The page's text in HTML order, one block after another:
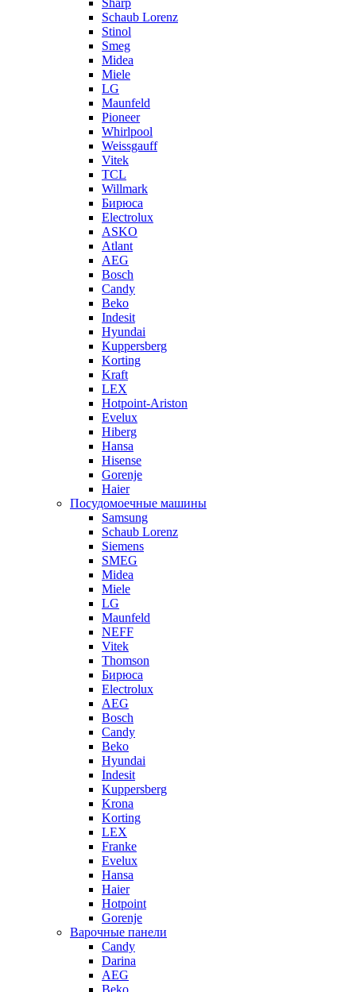
Sharp
Schaub Lorenz
Stinol
Smeg
Midea
Miele
LG
Maunfeld
Pioneer
Whirlpool
Weissgauff
Vitek
TCL
Willmark
Бирюса
Electrolux
ASKO
Atlant
AEG
Bosch
Candy
Beko
Indesit
Hyundai
Kuppersberg
Korting
Kraft
LEX
Hotpoint-Ariston
Evelux
Hiberg
Hansa
Hisense
Gorenje
Haier
Посудомоечные машины
Samsung
Schaub Lorenz
Siemens
SMEG
Midea
Miele
LG
Maunfeld
NEFF
Vitek
Thomson
Бирюса
Electrolux
AEG
Bosch
Candy
Beko
Hyundai
Indesit
Kuppersberg
Krona
Korting
LEX
Franke
Evelux
Hansa
Haier
Hotpoint
Gorenje
Варочные панели
Candy
Darina
AEG